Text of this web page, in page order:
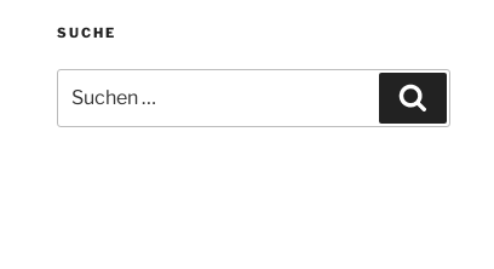
SUCHE
nach: